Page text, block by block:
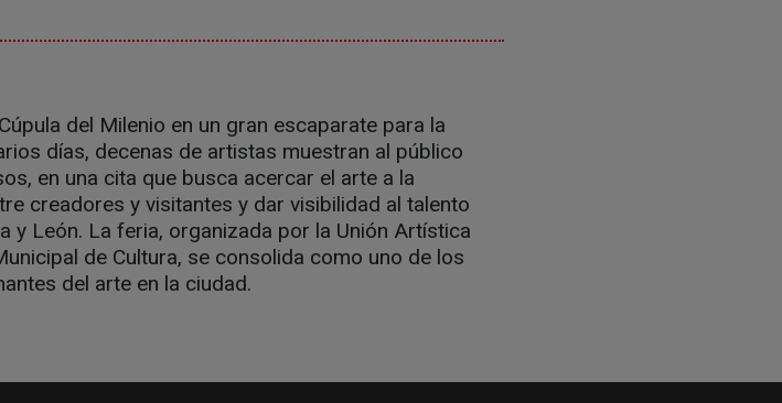
del Milenio en un gran escaparate para la
días, decenas de artistas muestran al público
en una cita que busca acercar el arte a la
creadores y visitantes y dar visibilidad al talento
y León. La feria, organizada por la Unión Artística
de Cultura, se consolida como uno de los
del arte en la ciudad.